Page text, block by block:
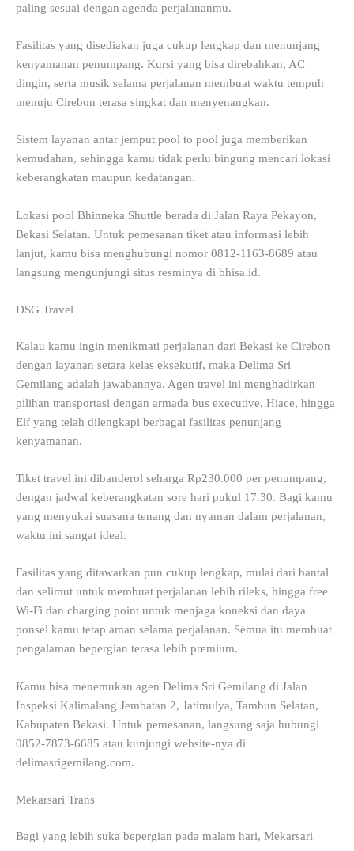
paling sesuai dengan agenda perjalananmu.
Fasilitas yang disediakan juga cukup lengkap dan menunjang
kenyamanan penumpang. Kursi yang bisa direbahkan, AC
dingin, serta musik selama perjalanan membuat waktu tempuh
menuju Cirebon terasa singkat dan menyenangkan.
Sistem layanan antar jemput pool to pool juga memberikan
kemudahan, sehingga kamu tidak perlu bingung mencari lokasi
keberangkatan maupun kedatangan.
Lokasi pool Bhinneka Shuttle berada di Jalan Raya Pekayon,
Bekasi Selatan. Untuk pemesanan tiket atau informasi lebih
lanjut, kamu bisa menghubungi nomor 0812-1163-8689 atau
langsung mengunjungi situs resminya di bhisa.id.
DSG Travel
Kalau kamu ingin menikmati perjalanan dari Bekasi ke Cirebon
dengan layanan setara kelas eksekutif, maka Delima Sri
Gemilang adalah jawabannya. Agen travel ini menghadirkan
pilihan transportasi dengan armada bus executive, Hiace, hingga
Elf yang telah dilengkapi berbagai fasilitas penunjang
kenyamanan.
Tiket travel ini dibanderol seharga Rp230.000 per penumpang,
dengan jadwal keberangkatan sore hari pukul 17.30. Bagi kamu
yang menyukai suasana tenang dan nyaman dalam perjalanan,
waktu ini sangat ideal.
Fasilitas yang ditawarkan pun cukup lengkap, mulai dari bantal
dan selimut untuk membuat perjalanan lebih rileks, hingga free
Wi-Fi dan charging point untuk menjaga koneksi dan daya
ponsel kamu tetap aman selama perjalanan. Semua itu membuat
pengalaman bepergian terasa lebih premium.
Kamu bisa menemukan agen Delima Sri Gemilang di Jalan
Inspeksi Kalimalang Jembatan 2, Jatimulya, Tambun Selatan,
Kabupaten Bekasi. Untuk pemesanan, langsung saja hubungi
0852-7873-6685 atau kunjungi website-nya di
delimasrigemilang.com.
Mekarsari Trans
Bagi yang lebih suka bepergian pada malam hari, Mekarsari